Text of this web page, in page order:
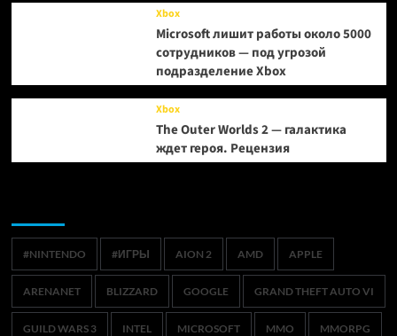
Xbox
Microsoft лишит работы около 5000
сотрудников — под угрозой
подразделение Xbox
Xbox
The Outer Worlds 2 — галактика
ждет героя. Рецензия
#NINTENDO #ИГРЫ AION 2 AMD APPLE
ARENANET BLIZZARD GOOGLE GRAND THEFT AUTO VI
GUILD WARS 3 INTEL MICROSOFT MMO MMORPG